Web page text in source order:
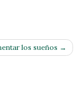
los sueños